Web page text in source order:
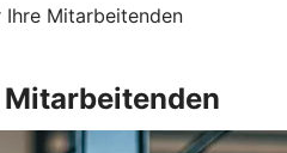
Mitarbeitenden